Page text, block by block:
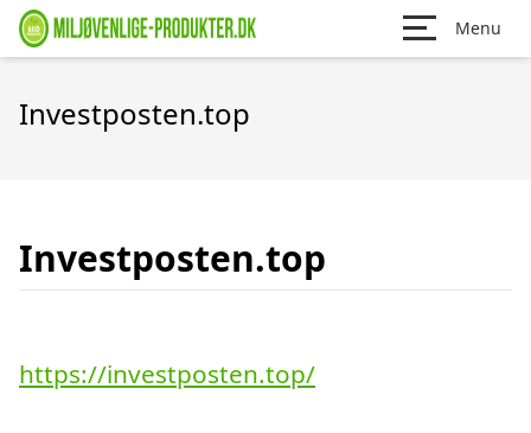
Menu
Investposten.top
Investposten.top
https://investposten.top/